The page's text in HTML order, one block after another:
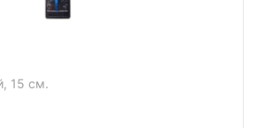
15 см.